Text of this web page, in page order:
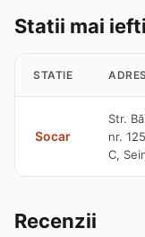
Statii mai
STATIE
Socar
Str.
nr. 125
C,
Recenzii